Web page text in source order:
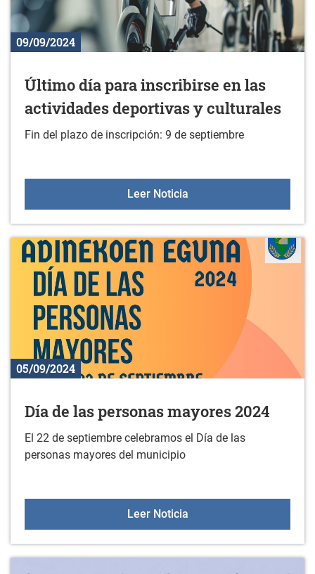
09/09/2024
Último día para inscribirse en las
actividades deportivas y culturales
Fin del plazo de inscripción: 9 de septiembre
Leer NoticiaÚltimo día para
05/09/2024
Día de las personas mayores 2024
El 22 de septiembre celebramos el Día de las
personas mayores del municipio
Leer NoticiaDía de las personas